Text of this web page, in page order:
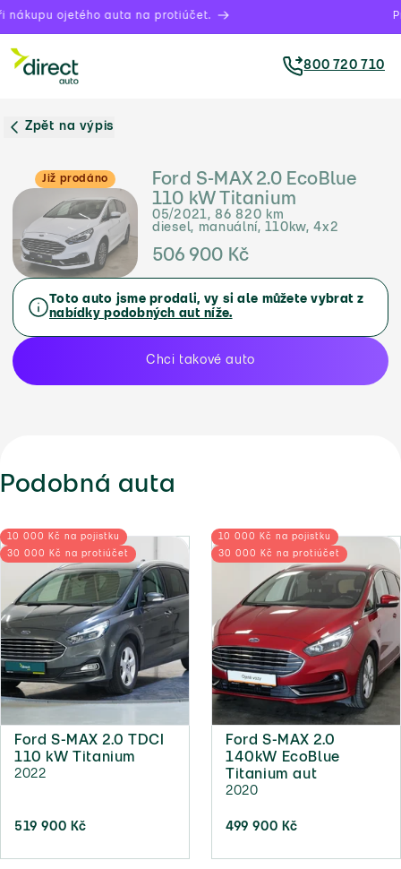
ojetého auta na protiúčet.
800 720 710
Zpět na výpis
Již prodáno
Ford S-MAX 2.0 EcoBlue
110 kW Titanium
05/2021, 86 820 km
diesel, manuální, 110kw, 4x2
506 900 Kč
Toto auto jsme prodali, vy si ale můžete vybrat z
nabídky podobných aut níže.
Chci takové auto
Podobná auta
10 000 Kč na pojistku
30 000 Kč na protiúčet
Ford S-MAX 2.0 TDCI
110 kW Titanium
2022
519 900 Kč
10 000 Kč na pojistku
30 000 Kč na protiúčet
Ford S-MAX 2.0
140kW EcoBlue
Titanium aut
2020
499 900 Kč